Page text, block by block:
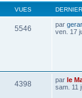
VUES
5546 par
ven. 17
4398 par le
sam. 11